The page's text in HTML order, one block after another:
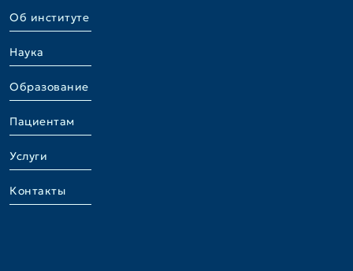
Об институте
Наука
Образование
Пациентам
Услуги
Контакты